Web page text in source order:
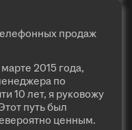
продаж
2015 года,
по
10 лет, я руковожу
путь был
ценным.